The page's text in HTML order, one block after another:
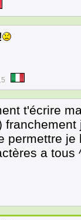
t'écrire
permettre
a